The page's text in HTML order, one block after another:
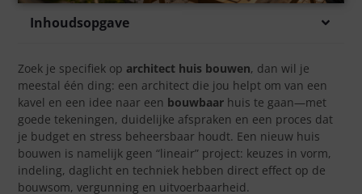
Inhoudsopgave
Zoek je specifiek op architect huis bouwen, dan wil je
meestal één ding: een architect die jou helpt om van een
kavel en een idee naar een bouwbaar huis te gaan—met
goede tekeningen, duidelijke afspraken en een proces dat
je budget en stress beheersbaar houdt. Een nieuw huis
bouwen is namelijk geen “lineair” project: keuzes in vorm,
indeling, daglicht en techniek hebben direct effect op de
bouwsom, vergunning en uitvoerbaarheid.